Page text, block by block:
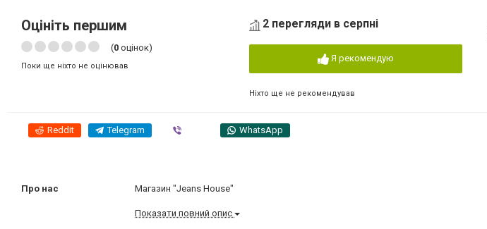
Оцініть першим
(0 оцінок)
Поки ще ніхто не оцінював
2 перегляди в серпні
Я рекомендую
Ніхто ще не рекомендував
Reddit Telegram WhatsApp
Про нас Магазин "Jeans House"
Показати повний опис